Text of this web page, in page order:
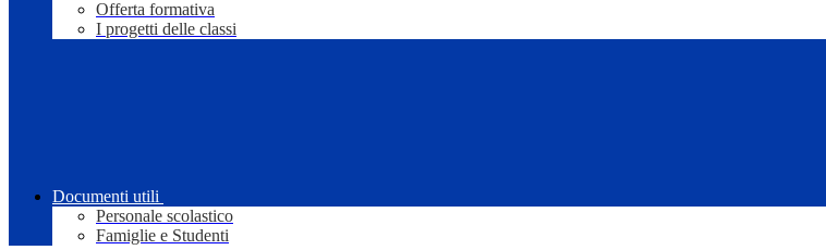
Offerta formativa
I progetti delle classi
Documenti utili
Personale scolastico
Famiglie e Studenti